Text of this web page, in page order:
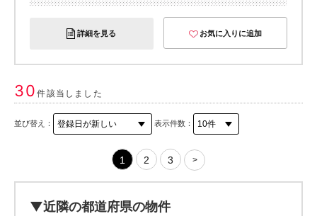
詳細を見る お気に入りに追加
30件該当しました
並び替え： 表示件数：
1 2 3 >
▼近隣の都道府県の物件